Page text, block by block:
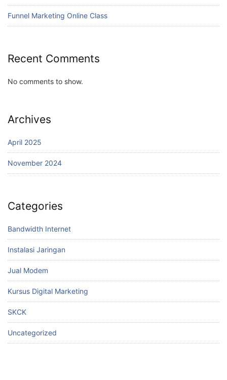
Funnel Marketing Online Class
Recent Comments
No comments to show.
Archives
April 2025
November 2024
Categories
Bandwidth Internet
Instalasi Jaringan
Jual Modem
Kursus Digital Marketing
SKCK
Uncategorized